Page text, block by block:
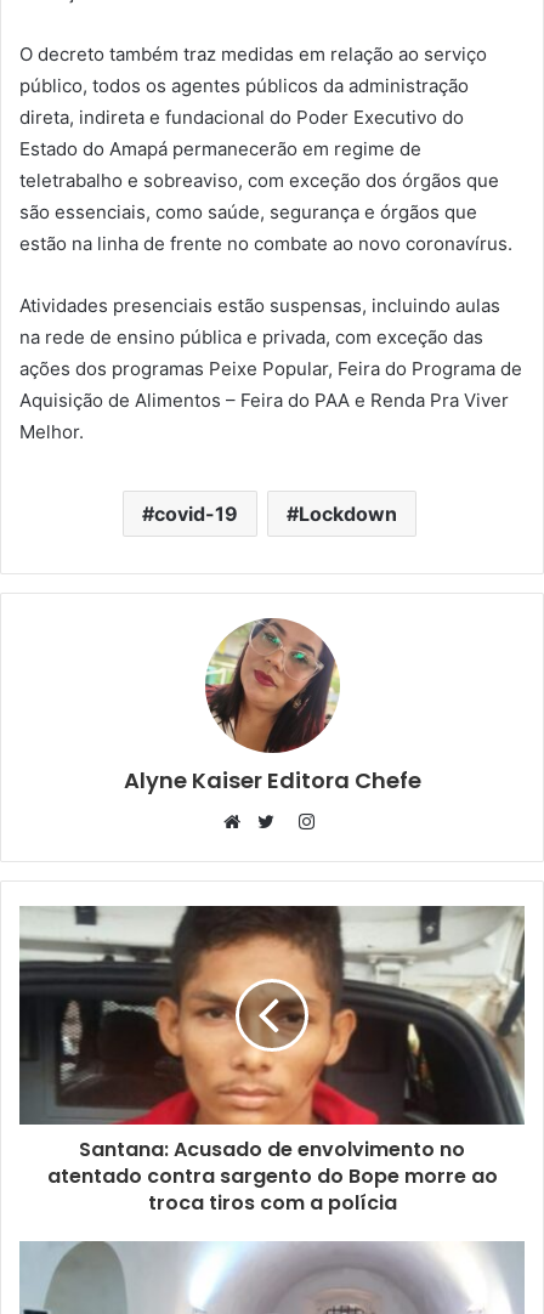
O decreto também traz medidas em relação ao serviço
público, todos os agentes públicos da administração
direta, indireta e fundacional do Poder Executivo do
Estado do Amapá permanecerão em regime de
teletrabalho e sobreaviso, com exceção dos órgãos que
são essenciais, como saúde, segurança e órgãos que
estão na linha de frente no combate ao novo coronavírus.
Atividades presenciais estão suspensas, incluindo aulas
na rede de ensino pública e privada, com exceção das
ações dos programas Peixe Popular, Feira do Programa de
Aquisição de Alimentos – Feira do PAA e Renda Pra Viver
Melhor.
covid-19 Lockdown
Alyne Kaiser Editora Chefe
Instagram
Santana: Acusado de envolvimento no
atentado contra sargento do Bope morre ao
troca tiros com a polícia